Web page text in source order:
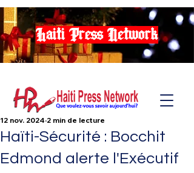
Haiti Press Network
Haïti-Sécurité : Bocchit
Edmond alerte l'Exécutif
12 nov. 2024 2 min de lecture